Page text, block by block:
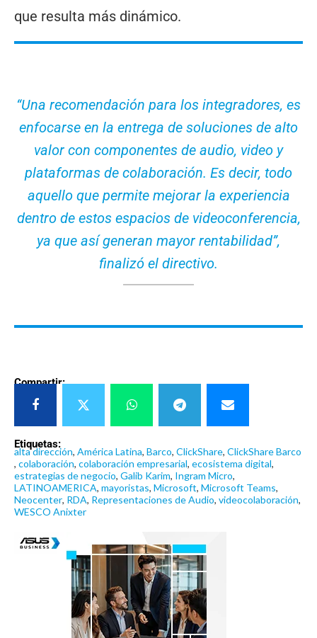
que resulta más dinámico.
“Una recomendación para los integradores, es
enfocarse en la entrega de soluciones de alto
valor con componentes de audio, video y
plataformas de colaboración. Es decir, todo
aquello que permite mejorar la experiencia
dentro de estos espacios de videoconferencia,
ya que así generan mayor rentabilidad”,
finalizó el directivo.
Compartir:
Etiquetas:
alta dirección, América Latina, Barco, ClickShare, ClickShare Barco
, colaboración, colaboración empresarial, ecosistema digital,
estrategias de negocio, Galib Karim, Ingram Micro,
LATINOAMERICA, mayoristas, Microsoft, Microsoft Teams,
Neocenter, RDA, Representaciones de Audio, videocolaboración,
WESCO Anixter